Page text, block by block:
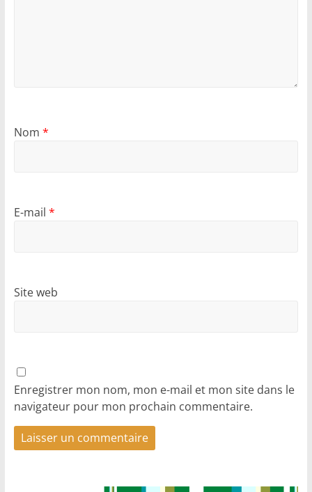
Nom *
E-mail *
Site web
Enregistrer mon nom, mon e-mail et mon site dans le
navigateur pour mon prochain commentaire.